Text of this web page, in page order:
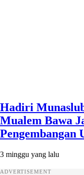
Hadiri
Mualem Bawa
3 minggu yang lalu
ADVERTISEMENT